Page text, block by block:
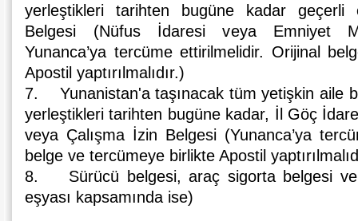
yerleştikleri tarihten bugüne kadar geçerli
Belgesi (Nüfus İdaresi veya Emniyet
Yunanca’ya tercüme ettirilmelidir. Orijinal
Apostil yaptırılmalıdır.)
7. Yunanistan'a taşınacak tüm yetişkin aile
yerleştikleri tarihten bugüne kadar, İl Göç
veya Çalışma İzin Belgesi (Yunanca’ya
belge ve tercümeye birlikte Apostil
8. Sürücü belgesi, araç sigorta belgesi ve
eşyası kapsamında ise)